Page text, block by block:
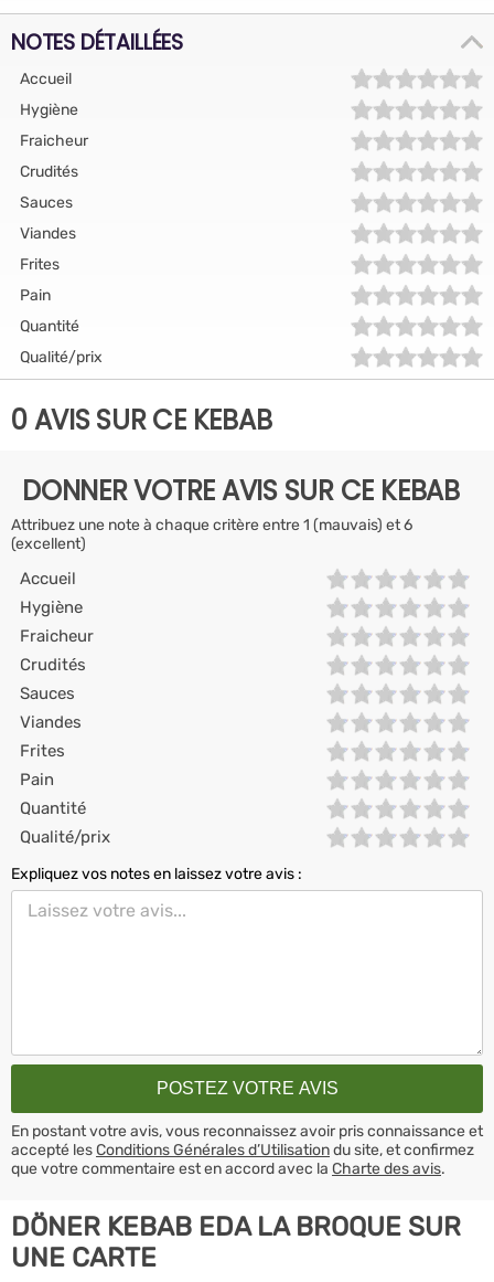
NOTES DÉTAILLÉES
Accueil
Hygiène
Fraicheur
Crudités
Sauces
Viandes
Frites
Pain
Quantité
Qualité/prix
0 AVIS SUR CE KEBAB
DONNER VOTRE AVIS SUR CE KEBAB
Attribuez une note à chaque critère entre 1 (mauvais) et 6
(excellent)
Accueil
Hygiène
Fraicheur
Crudités
Sauces
Viandes
Frites
Pain
Quantité
Qualité/prix
Expliquez vos notes en laissez votre avis :
En postant votre avis, vous reconnaissez avoir pris connaissance et
accepté lesConditions Générales d’Utilisationdu site, et confirmez
que votre commentaire est en accord avec la Charte des avis.
DÖNER KEBAB EDA LA BROQUE SUR
UNE CARTE